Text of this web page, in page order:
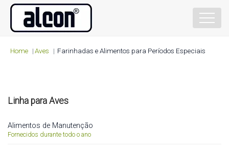
Home Aves Farinhadas e Alimentos para Períodos Especiais
Linha para Aves
Alimentos de Manutenção
Fornecidos durante todo o ano